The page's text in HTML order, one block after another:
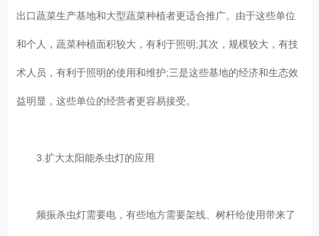
出口蔬菜生产基地和大型蔬菜种植者更适合推广。由于这些单位
和个人，蔬菜种植面积较大，有利于照明;其次，规模较大，有技
术人员，有利于照明的使用和维护;三是这些基地的经济和生态效
益明显，这些单位的经营者更容易接受。
3.扩大太阳能杀虫灯的应用
频振杀虫灯需要电，有些地方需要架线、树杆给使用带来了